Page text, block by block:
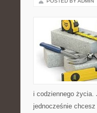
i codziennego życia.
jednocześnie